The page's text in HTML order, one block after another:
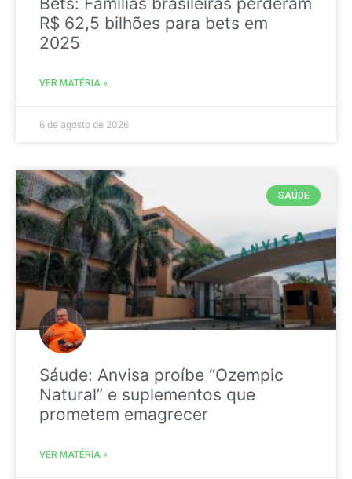
R$ 62,5 bilhões para bets em
2025
VER MATÉRIA »
6 de agosto de 2026
SAÚDE
Sáude: Anvisa proíbe “Ozempic
Natural” e suplementos que
prometem emagrecer
VER MATÉRIA »